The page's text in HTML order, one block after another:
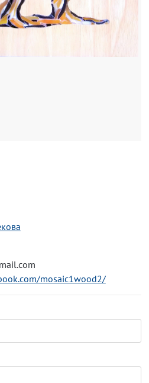
mosaic1wood2/